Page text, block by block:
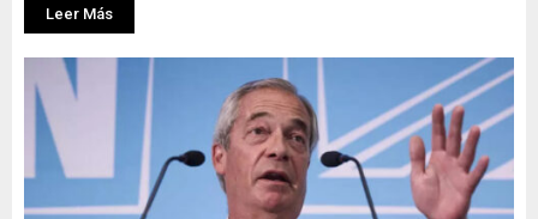
Leer Más